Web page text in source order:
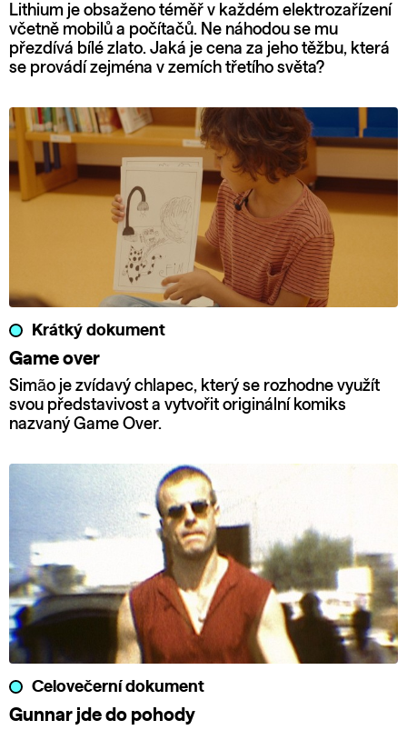
Lithium je obsaženo téměř v každém elektrozařízení
včetně mobilů a počítačů. Ne náhodou se mu
přezdívá bílé zlato. Jaká je cena za jeho těžbu, která
se provádí zejména v zemích třetího světa?
Krátký dokument
Game over
Simão je zvídavý chlapec, který se rozhodne využít
svou představivost a vytvořit originální komiks
nazvaný Game Over.
Celovečerní dokument
Gunnar jde do pohody